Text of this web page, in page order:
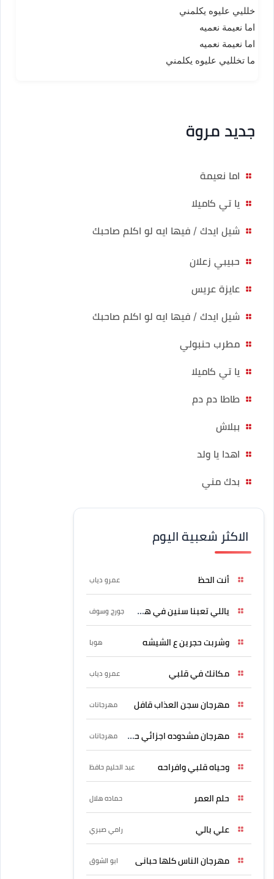
خلليي عليوه يكلمني
اما نعيمة نعميه
اما نعيمة نعميه
ما تخلليي عليوه يكلمني
جديد مروة
اما نعيمة
يا تي كاميلا
شيل ايدك / فيها ايه لو اكلم صاحبك
حبيبي زعلان
عايزة عريس
شيل ايدك / فيها ايه لو اكلم صاحبك
مطرب حنبولي
يا تي كاميلا
طاطا دم دم
ببلاش
اهدا يا ولد
بدك مني
الاكثر شعبية اليوم
أنت الحظ عمرو دياب
ياللي تعبنا سنين في هواه جورج وسوف
وشربت حجرين ع الشيشه هوبا
مكانك في قلبي عمرو دياب
مهرجان سجن العذاب قافل مهرجانات
مهرجان مشدوده اجزائي حربونى مهرجانات
وحياه قلبي وافراحه عبد الحليم حافظ
حلم العمر حماده هلال
علي بالي رامي صبري
مهرجان الناس كلها حبانى ابو الشوق